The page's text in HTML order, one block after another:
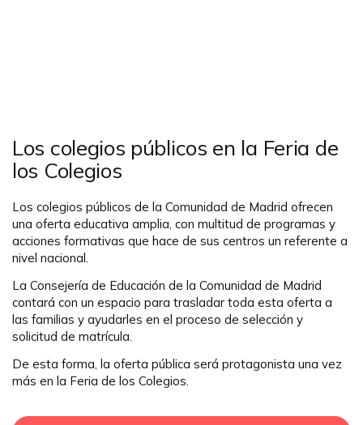
Los colegios públicos en la Feria de
los Colegios
Los colegios públicos de la Comunidad de Madrid ofrecen
una oferta educativa amplia, con multitud de programas y
acciones formativas que hace de sus centros un referente a
nivel nacional.
La Consejería de Educación de la Comunidad de Madrid
contará con un espacio para trasladar toda esta oferta a
las familias y ayudarles en el proceso de selección y
solicitud de matrícula.
De esta forma, la oferta pública será protagonista una vez
más en la Feria de los Colegios.